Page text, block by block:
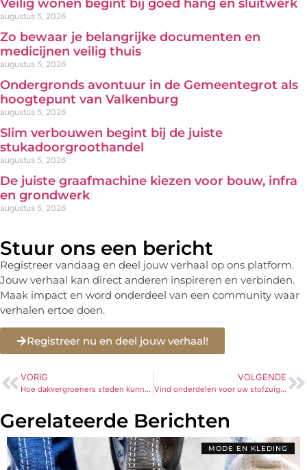
Veilig wonen begint bij goed hang en sluitwerk
augustus 5, 2026
Zo bewaar je belangrijke documenten en
medicijnen veilig thuis
augustus 5, 2026
Ondergronds avontuur in de Gemeentegrot als
hoogtepunt van Valkenburg
augustus 5, 2026
Slim verbouwen begint bij de juiste
stukadoorgroothandel
augustus 5, 2026
De juiste graafmachine kiezen voor bouw, infra
en grondwerk
augustus 5, 2026
Stuur ons een bericht
Registreer vandaag en deel jouw verhaal op ons platform.
Jouw verhaal kan direct anderen inspireren en verbinden.
Maak impact en word onderdeel van een community waar
verhalen ertoe doen.
Registreer nu en deel jouw verhaal!
VORIG
Hoe dakvergroeners steden kunnen transformeren: De impact op stedelijk klimaat en leefbaarheid
VOLGENDE
Vind onderdelen voor uw stofzuiger gemakkelijk online
Gerelateerde Berichten
MODE EN KLEDING